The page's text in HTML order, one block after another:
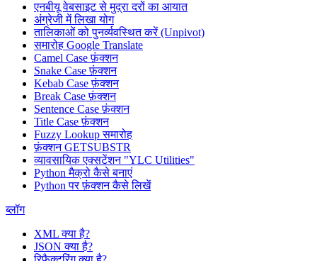
एनबीयू वेबसाइट से मुद्रा दरों का आयात
अंग्रेजी में लिखा योग
तालिकाओं को पुनर्व्यवस्थित करें (Unpivot)
समारोह Google Translate
Camel Case फ़ंक्शन
Snake Case फ़ंक्शन
Kebab Case फ़ंक्शन
Break Case फ़ंक्शन
Sentence Case फ़ंक्शन
Title Case फ़ंक्शन
Fuzzy Lookupसमारोह
फ़ंक्शन GETSUBSTR
व्यावसायिक एक्सटेंशन "YLC Utilities"
Python मैक्रो कैसे बनाएं
Python पर फ़ंक्शन कैसे लिखें
ब्लॉग
XML क्या है?
JSON क्या है?